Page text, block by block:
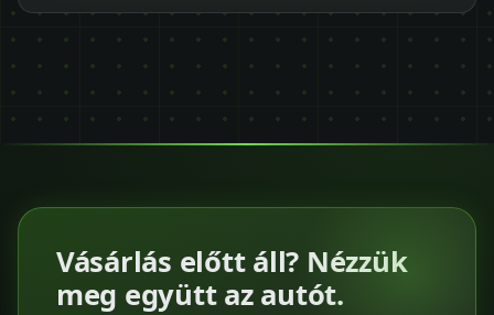
Vásárlás előtt áll? Nézzük
meg együtt az autót.